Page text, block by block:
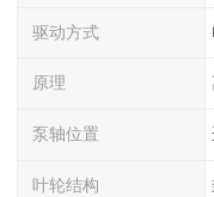
驱动方式
原理
泵轴位置
叶轮结构